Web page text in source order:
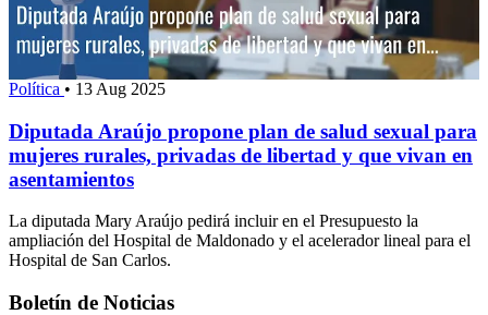
Política • 13 Aug 2025
Diputada Araújo propone plan de salud sexual para
mujeres rurales, privadas de libertad y que vivan en
asentamientos
La diputada Mary Araújo pedirá incluir en el Presupuesto la
ampliación del Hospital de Maldonado y el acelerador lineal para el
Hospital de San Carlos.
Boletín de Noticias